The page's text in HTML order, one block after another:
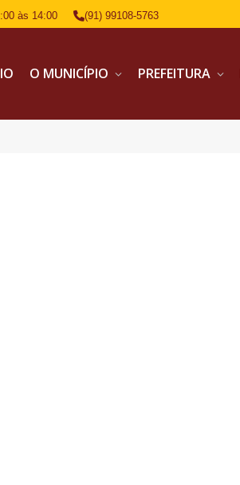
às 14:00 (91) 99108-5763
O MUNICÍPIO PREFEITURA